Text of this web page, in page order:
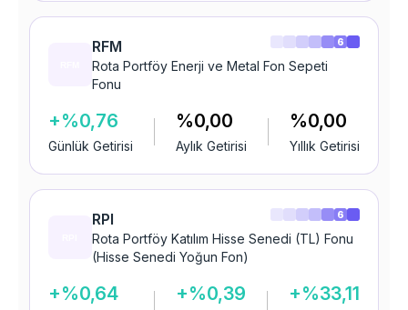
RFM
Rota Portföy Enerji ve Metal Fon Sepeti
Fonu
+%0,76
Günlük Getirisi
%0,00
Aylık Getirisi
%0,00
Yıllık Getirisi
6
RPI
Rota Portföy Katılım Hisse Senedi (TL) Fonu
(Hisse Senedi Yoğun Fon)
+%0,64 +%0,39 +%33,11
6